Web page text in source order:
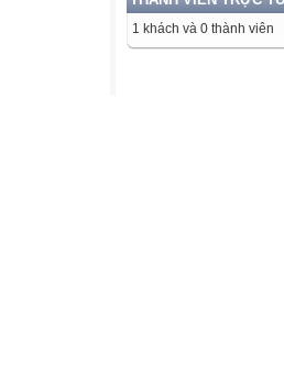
1 khách và 0 thành viên